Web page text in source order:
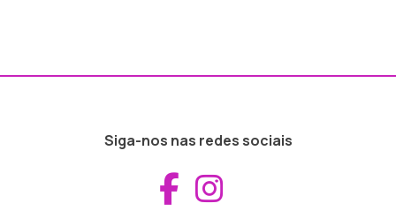
Siga-nos nas redes sociais
Aceder ao